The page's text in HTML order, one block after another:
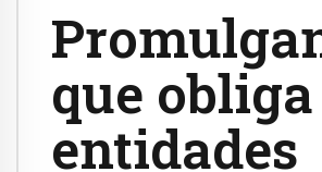
que
entidades